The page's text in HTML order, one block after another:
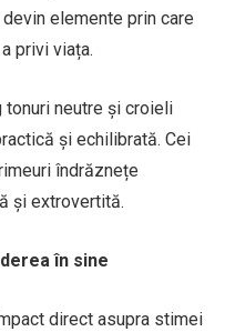
elemente prin care
privi viața.
tonuri neutre și croieli
și echilibrată. Cei
îndrăznețe
și extrovertită.
în sine
direct asupra stimei